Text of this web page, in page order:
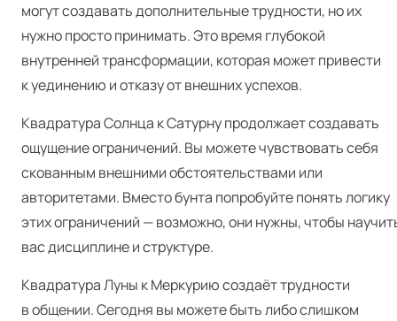
могут создавать дополнительные трудности, но их
нужно просто принимать. Это время глубокой
внутренней трансформации, которая может привести
к уединению и отказу от внешних успехов.
Квадратура Солнца к Сатурну продолжает создавать
ощущение ограничений. Вы можете чувствовать себя
скованным внешними обстоятельствами или
авторитетами. Вместо бунта попробуйте понять логику
этих ограничений — возможно, они нужны, чтобы
вас дисциплине и структуре.
Квадратура Луны к Меркурию создаёт трудности
в общении. Сегодня вы можете быть либо слишком